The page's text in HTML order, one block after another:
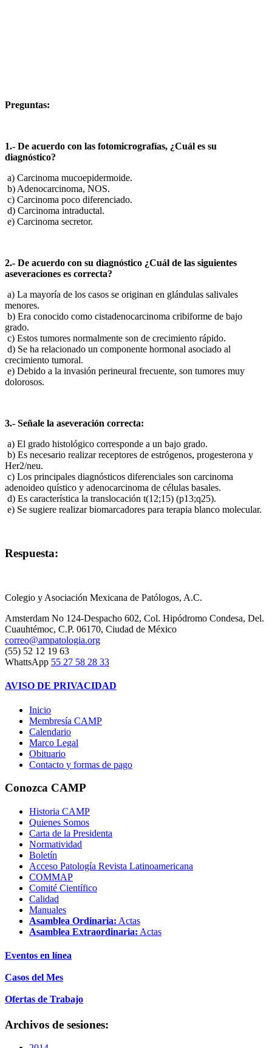
Preguntas:
1.- De acuerdo con las fotomicrografías, ¿Cuál es su
diagnóstico?
a) Carcinoma mucoepidermoide.
b) Adenocarcinoma, NOS.
c) Carcinoma poco diferenciado.
d) Carcinoma intraductal.
e) Carcinoma secretor.
2.- De acuerdo con su diagnóstico ¿Cuál de las siguientes
aseveraciones es correcta?
a) La mayoría de los casos se originan en glándulas salivales
menores.
b) Era conocido como cistadenocarcinoma cribiforme de bajo
grado.
c) Estos tumores normalmente son de crecimiento rápido.
d) Se ha relacionado un componente hormonal asociado al
crecimiento tumoral.
e) Debido a la invasión perineural frecuente, son tumores muy
dolorosos.
3.- Señale la aseveración correcta:
a) El grado histológico corresponde a un bajo grado.
b) Es necesario realizar receptores de estrógenos, progesterona y
Her2/neu.
c) Los principales diagnósticos diferenciales son carcinoma
adenoideo quístico y adenocarcinoma de células basales.
d) Es característica la translocación t(12;15) (p13;q25).
e) Se sugiere realizar biomarcadores para terapia blanco molecular.
Respuesta:
Colegio y Asociación Mexicana de Patólogos, A.C.
Amsterdam No 124-Despacho 602, Col. Hipódromo Condesa, Del.
Cuauhtémoc, C.P. 06170, Ciudad de México
correo@ampatologia.org
(55) 52 12 19 63
WhattsApp 55 27 58 28 33
AVISO DE PRIVACIDAD
Inicio
Membresía CAMP
Calendario
Marco Legal
Obituario
Contacto y formas de pago
Conozca CAMP
Historia CAMP
Quienes Somos
Carta de la Presidenta
Normatividad
Boletín
Acceso Patología Revista Latinoamericana
COMMAP
Comité Científico
Calidad
Manuales
Asamblea Ordinaria: Actas
Asamblea Extraordinaria: Actas
Eventos en línea
Casos del Mes
Ofertas de Trabajo
Archivos de sesiones: